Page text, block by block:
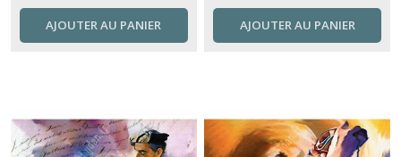
AJOUTER AU PANIER AJOUTER AU PANIER